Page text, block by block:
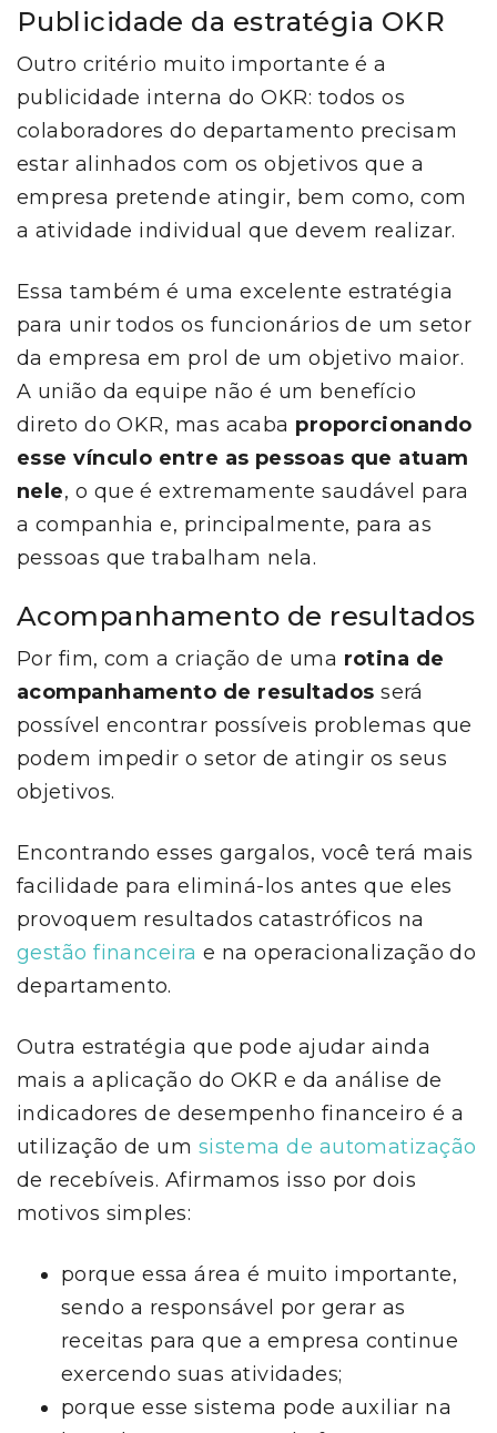
Publicidade da estratégia OKR
Outro critério muito importante é a
publicidade interna do OKR: todos os
colaboradores do departamento precisam
estar alinhados com os objetivos que a
empresa pretende atingir, bem como, com
a atividade individual que devem realizar.
Essa também é uma excelente estratégia
para unir todos os funcionários de um setor
da empresa em prol de um objetivo maior.
A união da equipe não é um benefício
direto do OKR, mas acaba proporcionando
esse vínculo entre as pessoas que atuam
nele, o que é extremamente saudável para
a companhia e, principalmente, para as
pessoas que trabalham nela.
Acompanhamento de resultados
Por fim, com a criação de uma rotina de
acompanhamento de resultados será
possível encontrar possíveis problemas que
podem impedir o setor de atingir os seus
objetivos.
Encontrando esses gargalos, você terá mais
facilidade para eliminá-los antes que eles
provoquem resultados catastróficos na
gestão financeira e na operacionalização do
departamento.
Outra estratégia que pode ajudar ainda
mais a aplicação do OKR e da análise de
indicadores de desempenho financeiro é a
utilização de um sistema de automatização
de recebíveis. Afirmamos isso por dois
motivos simples:
porque essa área é muito importante,
sendo a responsável por gerar as
receitas para que a empresa continue
exercendo suas atividades;
porque esse sistema pode auxiliar na